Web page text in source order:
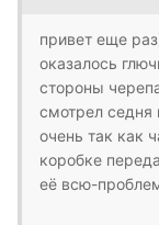
привет еще
оказалось
стороны
смотрел седня
очень так как
коробке
её всю-